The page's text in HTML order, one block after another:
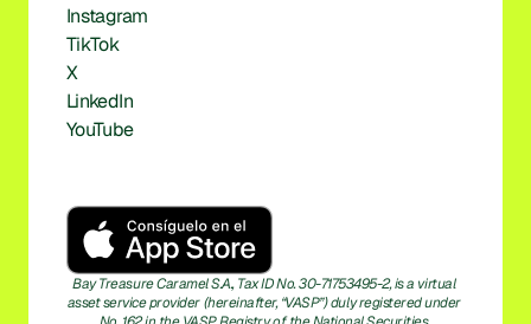
Instagram
TikTok
X
LinkedIn
YouTube
Bay Treasure Caramel S.A., Tax ID No. 30-71753495-2, is a virtual
asset service provider (hereinafter, “VASP”) duly registered under